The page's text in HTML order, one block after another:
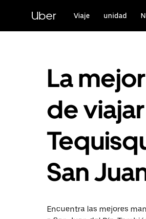
contenido
principal
Uber Viaje unidad
La
de
San
Encuentra las mejores